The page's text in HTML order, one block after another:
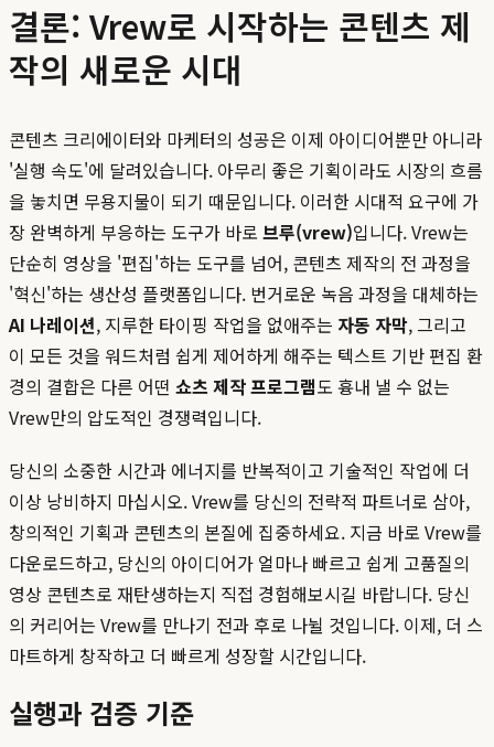
결론: Vrew로 시작하는 콘텐츠 제
작의 새로운 시대
콘텐츠 크리에이터와 마케터의 성공은 이제 아이디어뿐만 아니라
'실행 속도'에 달려있습니다. 아무리 좋은 기획이라도 시장의 흐름
을 놓치면 무용지물이 되기 때문입니다. 이러한 시대적 요구에 가
장 완벽하게 부응하는 도구가 바로 브루(vrew)입니다. Vrew는
단순히 영상을 '편집'하는 도구를 넘어, 콘텐츠 제작의 전 과정을
'혁신'하는 생산성 플랫폼입니다. 번거로운 녹음 과정을 대체하는
AI 나레이션, 지루한 타이핑 작업을 없애주는 자동 자막, 그리고
이 모든 것을 워드처럼 쉽게 제어하게 해주는 텍스트 기반 편집 환
경의 결합은 다른 어떤 쇼츠 제작 프로그램도 흉내 낼 수 없는
Vrew만의 압도적인 경쟁력입니다.
당신의 소중한 시간과 에너지를 반복적이고 기술적인 작업에 더
이상 낭비하지 마십시오. Vrew를 당신의 전략적 파트너로 삼아,
창의적인 기획과 콘텐츠의 본질에 집중하세요. 지금 바로 Vrew를
다운로드하고, 당신의 아이디어가 얼마나 빠르고 쉽게 고품질의
영상 콘텐츠로 재탄생하는지 직접 경험해보시길 바랍니다. 당신
의 커리어는 Vrew를 만나기 전과 후로 나뉠 것입니다. 이제, 더 스
마트하게 창작하고 더 빠르게 성장할 시간입니다.
실행과 검증 기준